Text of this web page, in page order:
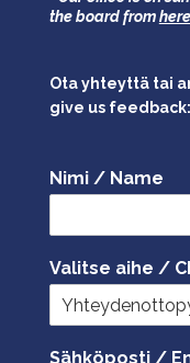
the board fromhere
Ota yhteyttä tai
give us feedback:
Nimi / Name
Valitse aihe /
Sähköposti /